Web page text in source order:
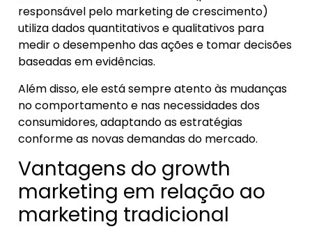
responsável pelo marketing de crescimento)
utiliza dados quantitativos e qualitativos para
medir o desempenho das ações e tomar decisões
baseadas em evidências.
Além disso, ele está sempre atento às mudanças
no comportamento e nas necessidades dos
consumidores, adaptando as estratégias
conforme as novas demandas do mercado.
Vantagens do growth
marketing em relação ao
marketing tradicional